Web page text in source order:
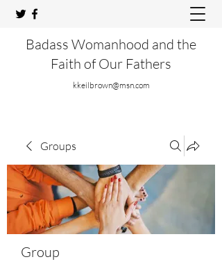
Badass Womanhood and the
Faith of Our Fathers
kkeilbrown@msn.com
Groups
Group